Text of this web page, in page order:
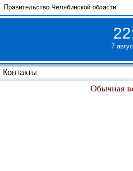
Правительство Челябинской области
22
7
Контакты
Обычная